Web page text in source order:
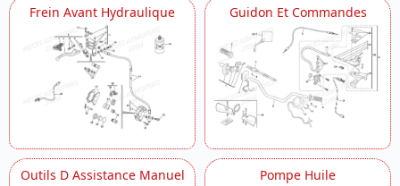
Frein Avant Hydraulique Guidon Et Commandes
Outils D Assistance Manuel Pompe Huile